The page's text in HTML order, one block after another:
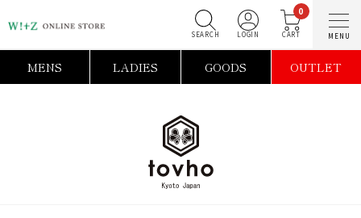
0
MENS LADIES GOODS OUTLET